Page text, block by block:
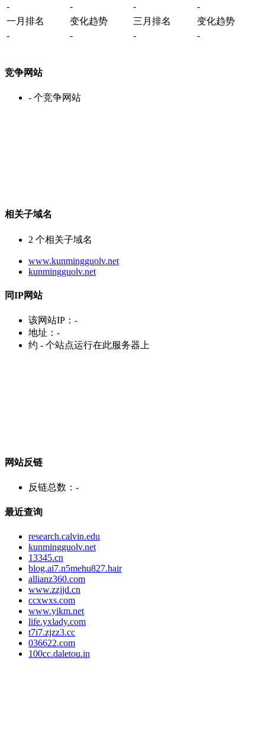
-
- -
-
一月排名
变化趋势 三月排名
变化趋势
-
- - -
竞争网站
- 个竞争网站
相关子域名
2 个相关子域名
www.kunmingguolv.net
kunmingguolv.net
同IP网站
该网站IP： -
地址： -
约 - 个站点运行在此服务器上
网站反链
反链总数： -
最近查询
research.calvin.edu
kunmingguolv.net
13345.cn
blog.ai7.n5mehu827.hair
allianz360.com
www.zzjjd.cn
ccxwxs.com
www.yikm.net
life.yxlady.com
t7i7.zjzz3.cc
036622.com
100cc.daletou.in